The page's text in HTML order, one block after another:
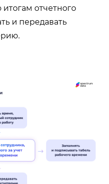
итогам отчетного
и передавать